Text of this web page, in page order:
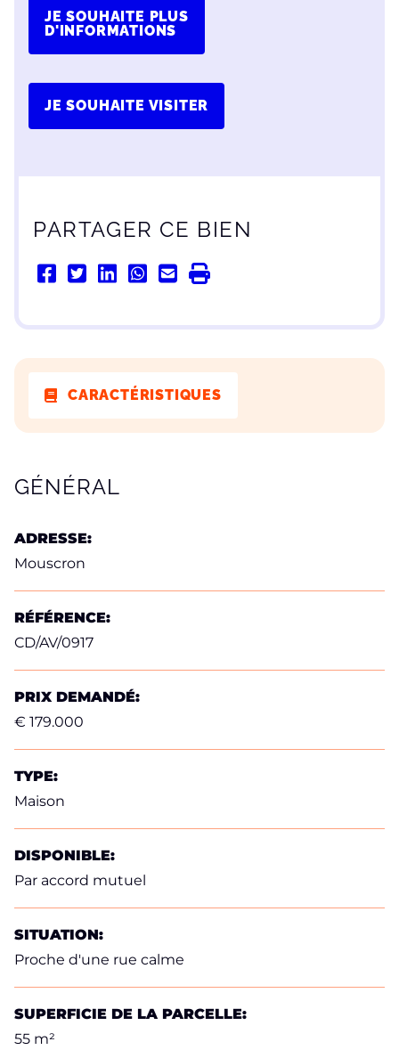
JE SOUHAITE PLUS
D'INFORMATIONS
JE SOUHAITE VISITER
PARTAGER CE BIEN
CARACTÉRISTIQUES
CARACTÉRISTIQUES
GÉNÉRAL
ADRESSE:
Mouscron
RÉFÉRENCE:
CD/AV/0917
PRIX DEMANDÉ:
€ 179.000
TYPE:
Maison
DISPONIBLE:
Par accord mutuel
SITUATION:
Proche d'une rue calme
SUPERFICIE DE LA PARCELLE:
55 m²